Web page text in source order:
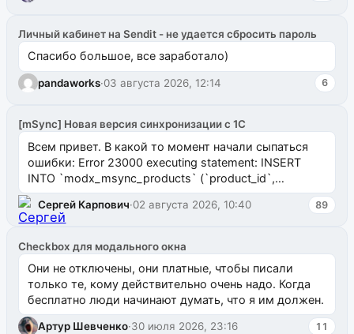
Личный кабинет на Sendit - не удается сбросить пароль
Спасибо большое, все заработало)
pandaworks·03 августа 2026, 12:14 6
[mSync] Новая версия синхронизации с 1С
Всем привет. В какой то момент начали сыпаться
ошибки: Error 23000 executing statement: INSERT
INTO `modx_msync_products` (`product_id`,
`uuid_1c`) VALUES ...
Сергей Карпович·02 августа 2026, 10:40 89
Checkbox для модального окна
Они не отключены, они платные, чтобы писали
только те, кому действительно очень надо. Когда
бесплатно люди начинают думать, что я им должен.
Артур Шевченко·30 июля 2026, 23:16 11